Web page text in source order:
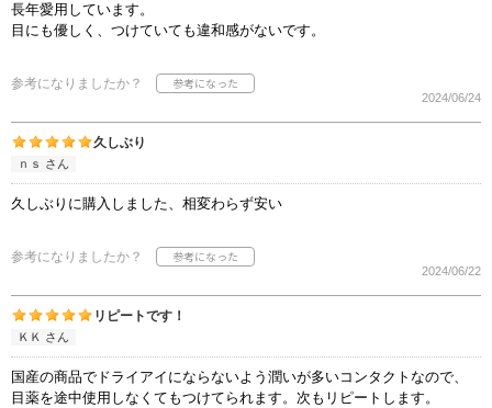
長年愛用しています。
目にも優しく、つけていても違和感がないです。
参考になりましたか？
2024/06/24
久しぶり
ｎｓ さん
久しぶりに購入しました、相変わらず安い
参考になりましたか？
2024/06/22
リピートです！
ＫＫ さん
国産の商品でドライアイにならないよう潤いが多いコンタクトなので、
目薬を途中使用しなくてもつけてられます。次もリピートします。